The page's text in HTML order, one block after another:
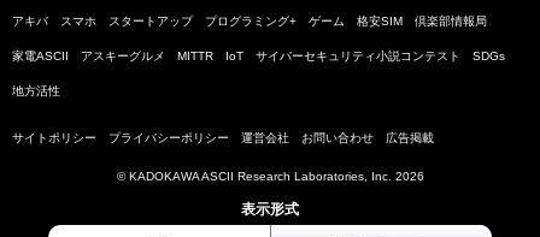
アキバ スマホ スタートアップ プログラミング+ ゲーム 格安SIM 倶楽部情報局
家電ASCII アスキーグルメ MITTR IoT サイバーセキュリティ小説コンテスト SDGs
地方活性
サイトポリシー プライバシーポリシー 運営会社 お問い合わせ 広告掲載
© KADOKAWA ASCII Research Laboratories, Inc. 2026
表示形式